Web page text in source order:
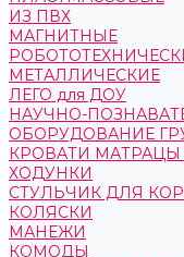
ИЗ ПВХ
МАГНИТНЫЕ
МЕТАЛЛИЧЕСКИЕ
ЛЕГО для ДОУ
НАУЧНО-
ОБОРУДОВАНИЕ
КРОВАТИ МАТРАЦЫ
ХОДУНКИ
СТУЛЬЧИК ДЛЯ
КОЛЯСКИ
МАНЕЖИ
КОМОДЫ